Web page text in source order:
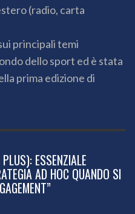
(radio, carta
principali temi
dello sport ed è stata
prima edizione di
ESSENZIALE
AD HOC QUANDO SI